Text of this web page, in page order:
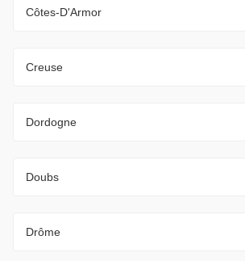
Côtes-D'Armor
Creuse
Dordogne
Doubs
Drôme